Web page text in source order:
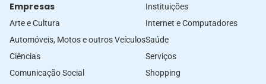
Empresas
Arte e Cultura
Automóveis, Motos e outros Veículos
Ciências
Comunicação Social
Instituições
Internet e Computadores
Saúde
Serviços
Shopping